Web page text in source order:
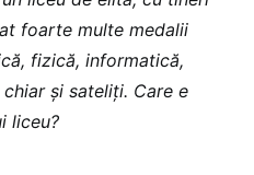
foarte multe medalii
fizică, informatică,
și sateliți. Care e
liceu?